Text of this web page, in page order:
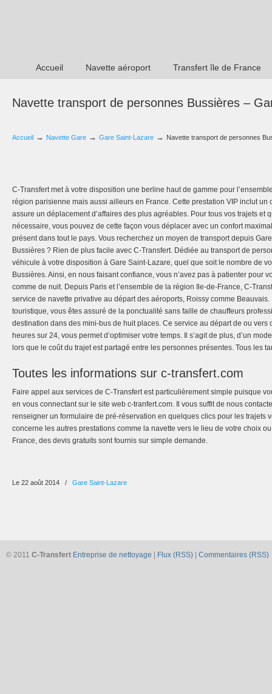
Accueil Navette aéroport Transfert île de France
Navette transport de personnes Bussières –
Accueil → Navette Gare → Gare Saint-Lazare → Navette transport de personnes
C-Transfert met à votre disposition une berline haut de gamme pour
région parisienne mais aussi ailleurs en France. Cette prestation VIP inclut un
assure un déplacement d’affaires des plus agréables. Pour tous vos trajets et
nécessaire, vous pouvez de cette façon vous déplacer avec un confort
présent dans tout le pays. Vous recherchez un moyen de transport depuis
Bussières ? Rien de plus facile avec C-Transfert. Dédiée au transport de
véhicule à votre disposition à Gare Saint-Lazare, quel que soit le nombre de
Bussières. Ainsi, en nous faisant confiance, vous n’avez pas à patienter pour
comme de nuit. Depuis Paris et l’ensemble de la région Ile-de-France, C-
service de navette privative au départ des aéroports, Roissy comme
touristique, vous êtes assuré de la ponctualité sans faille de chauffeurs
destination dans des mini-bus de huit places. Ce service au départ de ou vers
heures sur 24, vous permet d’optimiser votre temps. Il s’agit de plus, d’un
lors que le coût du trajet est partagé entre les personnes présentes. Tous les
Toutes les informations sur c-transfert.com
Faire appel aux services de C-Transfert est particulièrement simple puisque
en vous connectant sur le site web c-tranfert.com. Il vous suffit de nous
renseigner un formulaire de pré-réservation en quelques clics pour les trajets
concerne les autres prestations comme la navette vers le lieu de votre choix
France, des devis gratuits sont fournis sur simple demande.
Le 22 août 2014 / Gare Saint-Lazare
© 2011 C-Transfert Entreprise de nettoyage Flux (RSS) Commentaires (RSS)